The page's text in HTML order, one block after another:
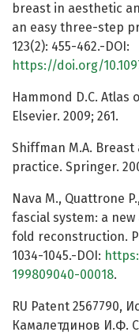
breast in aesthetic
an easy three-step
123(2): 455-462.-DOI:
https://doi.org/
Hammond D.C.
Elsevier. 2009; 261.
Shiffman M.A.
practice. Springer.
Nava M., Quattrone
fascial system: a
fold reconstruction.
1034-1045.-DOI:
199809040-00018.
RU Patent 2567790,
Камалетдинов И.Ф.